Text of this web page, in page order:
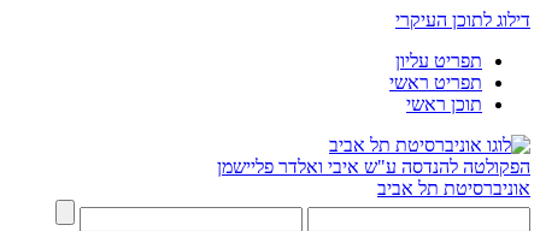
דילוג לתוכן העיקרי
תפריט עליון
תפריט ראשי
תוכן ראשי
הפקולטה להנדסה ע"ש איבי ואלדר פליישמן
אוניברסיטת תל אביב